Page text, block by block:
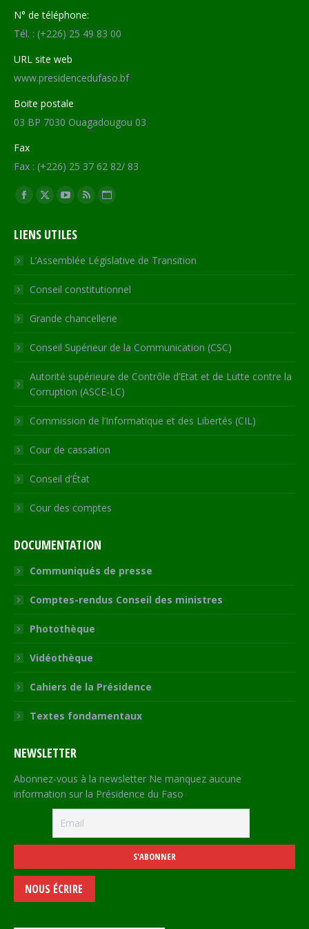
N° de téléphone:
Tél. : (+226) 25 49 83 00
URL site web
www.presidencedufaso.bf
Boite postale
03 BP 7030 Ouagadougou 03
Fax
Fax : (+226) 25 37 62 82/ 83
Trouvez nous sur :
Facebook
opens
in
new
window
X
opens
in
new
window
YouTube
opens
in
new
window
RSS
in
new
window
Site
opens
in
new
LIENS UTILES
L’Assemblée Législative de Transition
Conseil constitutionnel
Grande chancellerie
Conseil Supérieur de la Communication (CSC)
Autorité supérieure de Contrôle d’Etat et de Lutte contre la
Corruption (ASCE-LC)
Commission de l’Informatique et des Libertés (CIL)
Cour de cassation
Conseil d’État
Cour des comptes
DOCUMENTATION
Communiqués de presse
Comptes-rendus Conseil des ministres
Photothèque
Vidéothèque
Cahiers de la Présidence
Textes fondamentaux
NEWSLETTER
Abonnez-vous à la newsletter Ne manquez aucune
information sur la Présidence du Faso
NOUS ÉCRIRE